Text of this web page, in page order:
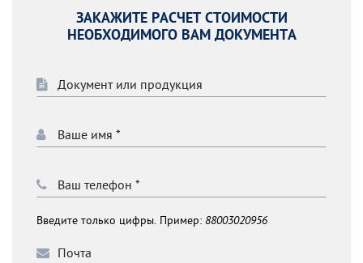
ЗАКАЖИТЕ РАСЧЕТ СТОИМОСТИ
НЕОБХОДИМОГО ВАМ ДОКУМЕНТА
Введите только цифры. Пример: 88003020956